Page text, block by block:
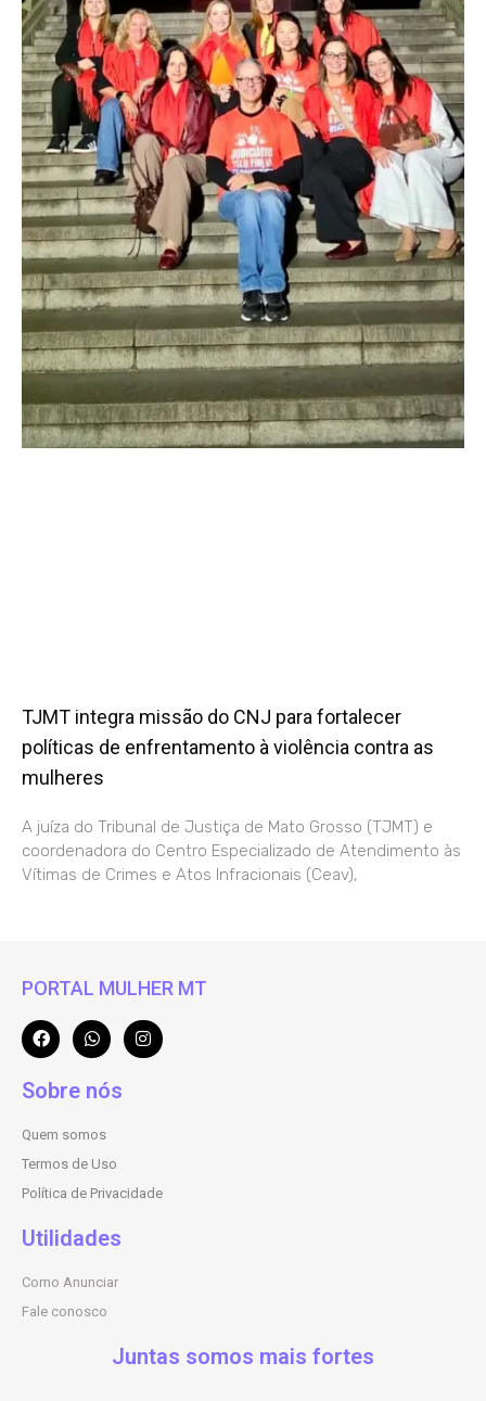
TJMT integra missão do CNJ para fortalecer
políticas de enfrentamento à violência contra as
mulheres
A juíza do Tribunal de Justiça de Mato Grosso (TJMT) e
coordenadora do Centro Especializado de Atendimento às
Vítimas de Crimes e Atos Infracionais (Ceav),
PORTAL MULHER MT
Sobre nós
Quem somos
Termos de Uso
Política de Privacidade
Utilidades
Como Anunciar
Fale conosco
Juntas somos mais fortes